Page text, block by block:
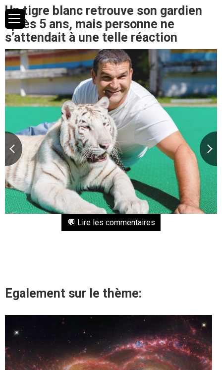
Un tigre blanc retrouve son gardien
après 5 ans, mais personne ne
s’attendait à une telle réaction
💬 Lire les commentaires
Egalement sur le thème: